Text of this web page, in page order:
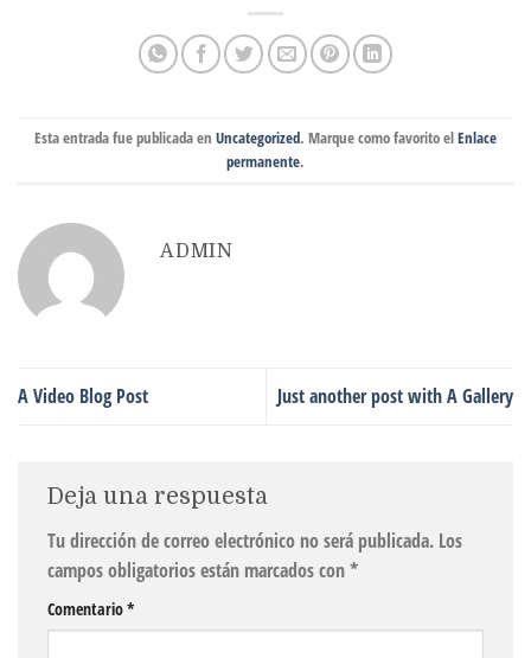
Esta entrada fue publicada en Uncategorized. Marque como favorito elEnlace
permanente.
ADMIN
A Video Blog Post Just another post with A Gallery
Deja una respuesta
Tu dirección de correo electrónico no será publicada. Los
campos obligatorios están marcados con*
Comentario*